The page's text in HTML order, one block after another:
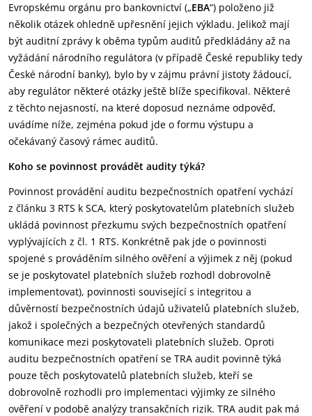
Evropskému orgánu pro bankovnictví („EBA“) položeno již
několik otázek ohledně upřesnění jejich výkladu. Jelikož mají
být auditní zprávy k oběma typům auditů předkládány až na
vyžádání národního regulátora (v případě České republiky tedy
České národní banky), bylo by v zájmu právní jistoty žádoucí,
aby regulátor některé otázky ještě blíže specifikoval. Některé
z těchto nejasností, na které doposud neznáme odpověď,
uvádíme níže, zejména pokud jde o formu výstupu a
očekávaný časový rámec auditů.
Koho se povinnost provádět audity týká?
Povinnost provádění auditu bezpečnostních opatření vychází
z článku 3 RTS k SCA, který poskytovatelům platebních služeb
ukládá povinnost přezkumu svých bezpečnostních opatření
vyplývajících z čl. 1 RTS. Konkrétně pak jde o povinnosti
spojené s prováděním silného ověření a výjimek z něj (pokud
se je poskytovatel platebních služeb rozhodl dobrovolně
implementovat), povinnosti související s integritou a
důvěrností bezpečnostních údajů uživatelů platebních služeb,
jakož i společných a bezpečných otevřených standardů
komunikace mezi poskytovateli platebních služeb. Oproti
auditu bezpečnostních opatření se TRA audit povinně týká
pouze těch poskytovatelů platebních služeb, kteří se
dobrovolně rozhodli pro implementaci výjimky ze silného
ověření v podobě analýzy transakčních rizik. TRA audit pak má